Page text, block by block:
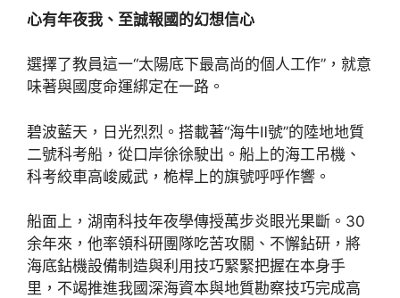
心有年夜我、至誠報國的幻想信心
選擇了教員這一“太陽底下最高尚的個人工作”，就意
味著與國度命運綁定在一路。
碧波藍天，日光烈烈。搭載著“海牛Ⅱ號”的陸地地質
二號科考船，從口岸徐徐駛出。船上的海工吊機、
科考絞車高峻威武，桅桿上的旗號呼呼作響。
船面上，湖南科技年夜學傳授萬步炎眼光果斷。30
余年來，他率領科研團隊吃苦攻關、不懈鉆研，將
海底鉆機設備制造與利用技巧緊緊把握在本身手
里，不竭推進我國深海資本與地質勘察技巧完成高